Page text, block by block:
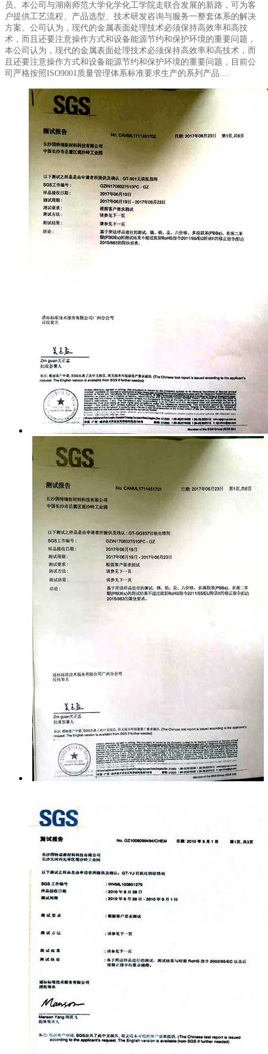
员。本公司与湖南师范大学化学化工学院走联合发展的新路，可为客
户提供工艺流程、产品选型、技术研发咨询与服务一整套体系的解决
方案。公司认为，现代的金属表面处理技术必须保持高效率和高技
术，而且还要注意操作方式和设备能源节约和保护环境的重要问题，
本公司认为，现代的金属表面处理技术必须保持高效率和高技术，而
且还要注意操作方式和设备能源节约和保护环境的重要问题，目前公
司严格按照ISO9001质量管理体系标准要求生产的系列产品....